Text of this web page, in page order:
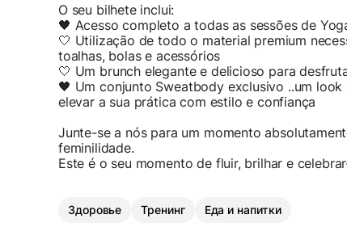
O seu bilhete inclui:
🖤 Acesso completo a todas as sessões de
🤍 Utilização de todo o material premium
toalhas, bolas e acessórios
🤍 Um brunch elegante e delicioso para
🖤 Um conjunto Sweatbody exclusivo ..um
elevar a sua prática com estilo e confiança
Junte-se a nós para um momento
feminilidade.
Este é o seu momento de fluir, brilhar e
Здоровье Тренинг Еда и напитки